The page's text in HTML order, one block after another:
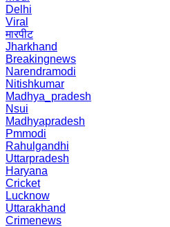
Delhi
Viral
मारपीट
Jharkhand
Breakingnews
Narendramodi
Nitishkumar
Madhya_pradesh
Nsui
Madhyapradesh
Pmmodi
Rahulgandhi
Uttarpradesh
Haryana
Cricket
Lucknow
Uttarakhand
Crimenews